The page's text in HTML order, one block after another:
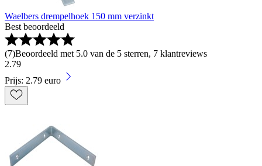
Waelbers drempelhoek 150 mm verzinkt
Best beoordeeld
(7)Beoordeeld met 5.0 van de 5 sterren, 7 klantreviews
2.79
Prijs: 2.79 euro